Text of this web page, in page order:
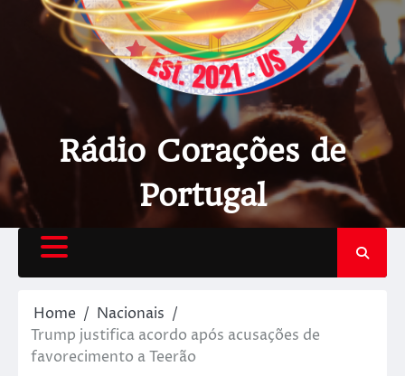
Rádio Corações de
Portugal
Home
Nacionais
Trump justifica acordo após acusações de
favorecimento a Teerão